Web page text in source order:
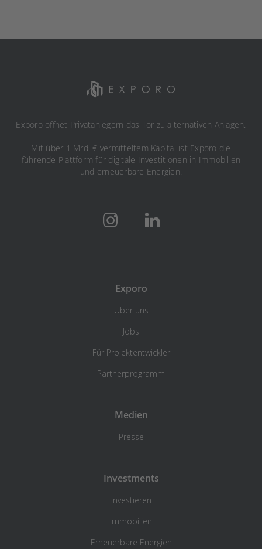
Exporo öffnet Privatanlegern das Tor zu alternativen Anlagen.
Mit über 1 Mrd. € vermitteltem Kapital ist Exporo die
führende Plattform für digitale Investitionen in Immobilien
und erneuerbare Energien.
Exporo
Über uns
Jobs
Für Projektentwickler
Partnerprogramm
Medien
Presse
Investments
Investieren
Immobilien
Erneuerbare Energien